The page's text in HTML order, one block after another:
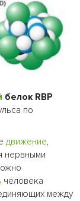
белок RBP
по
движение,
нервными
человека
между